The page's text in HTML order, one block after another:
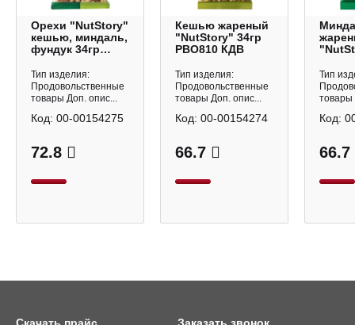
Орехи "NutStory"
кешью, миндаль,
фундук 34гр
Тип изделия:
Продовольственные
товары Доп. опис...
72.8
Код: 00-00154275
Кешью жареный
"NutStory" 34гр
РВО810 КДВ
Тип изделия:
Продовольственные
товары Доп. опис...
66.7
Код: 00-00154274
Тип
товары
66.7
Код: